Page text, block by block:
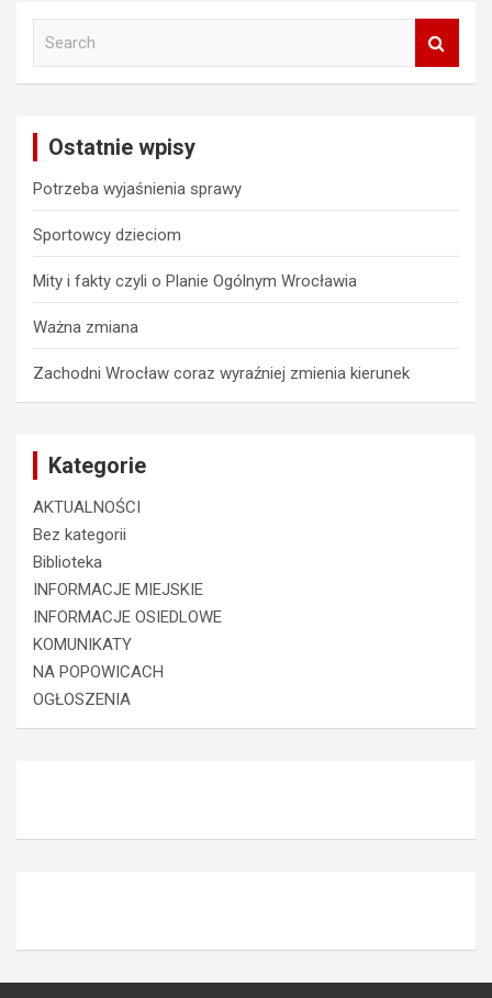
Ostatnie wpisy
Potrzeba wyjaśnienia sprawy
Sportowcy dzieciom
Mity i fakty czyli o Planie Ogólnym Wrocławia
Ważna zmiana
Zachodni Wrocław coraz wyraźniej zmienia kierunek
Kategorie
AKTUALNOŚCI
Bez kategorii
Biblioteka
INFORMACJE MIEJSKIE
INFORMACJE OSIEDLOWE
KOMUNIKATY
NA POPOWICACH
OGŁOSZENIA